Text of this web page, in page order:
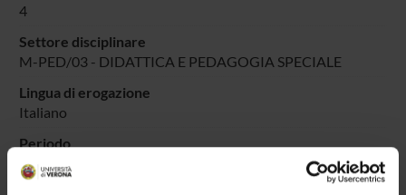
4
Settore disciplinare
M-PED/03 - DIDATTICA E PEDAGOGIA SPECIALE
Lingua di erogazione
Italiano
Periodo
PERIODO